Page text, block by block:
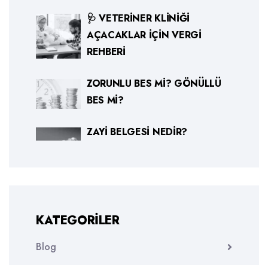
🩺 VETERINER KLINIĞI
AÇACAKLAR İÇIN VERGI
REHBERI
ZORUNLU BES MI? GÖNÜLLÜ
BES MI?
ZAYI BELGESI NEDIR?
KATEGORILER
Blog